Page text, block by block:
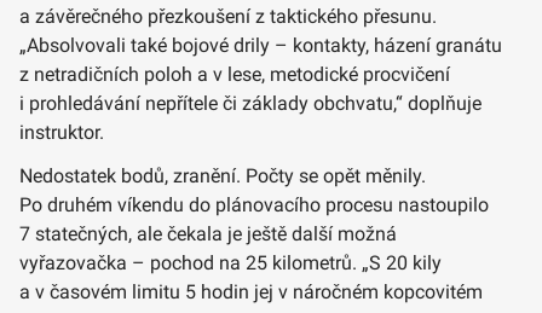
a závěrečného přezkoušení z taktického přesunu.
„Absolvovali také bojové drily – kontakty, házení granátu
z netradičních poloh a v lese, metodické procvičení
i prohledávání nepřítele či základy obchvatu,“ doplňuje
instruktor.
Nedostatek bodů, zranění. Počty se opět měnily.
Po druhém víkendu do plánovacího procesu nastoupilo
7 statečných, ale čekala je ještě další možná
vyřazovačka – pochod na 25 kilometrů. „S 20 kily
a v časovém limitu 5 hodin jej v náročném kopcovitém